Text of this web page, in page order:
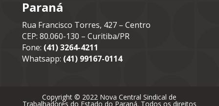
Paraná
Rua Francisco Torres, 427 – Centro
CEP: 80.060-130 – Curitiba/PR
Fone: (41) 3264-4211
Whatsapp: (41) 99167-0114
Copyright © 2022 Nova Central Sindical de
Trabalhadores do Estado do Paraná. Todos os direitos